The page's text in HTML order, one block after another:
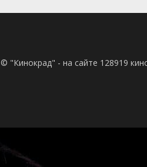
© "Кинокрад" - на сайте 128919